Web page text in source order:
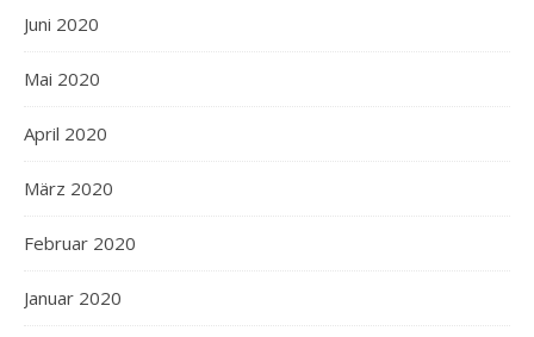
Juni 2020
Mai 2020
April 2020
März 2020
Februar 2020
Januar 2020